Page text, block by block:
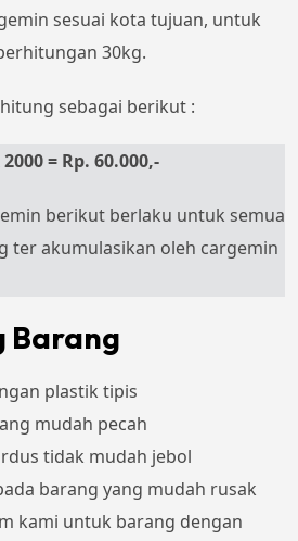
sesuai kota tujuan, untuk
30kg.
sebagai berikut :
= Rp. 60.000,-
berikut berlaku untuk semua
ter akumulasikan oleh cargemin
Barang
plastik tipis
mudah pecah
tidak mudah jebol
barang yang mudah rusak
kami untuk barang dengan